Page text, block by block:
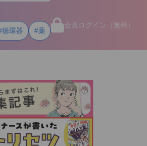
循環器 #薬
会員ログイン（無料）